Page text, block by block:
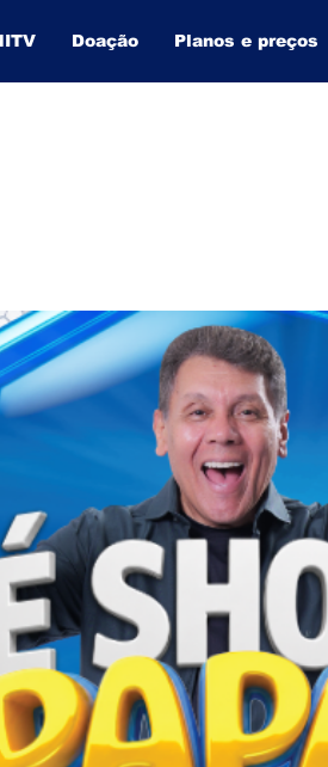
Doação Planos e preços